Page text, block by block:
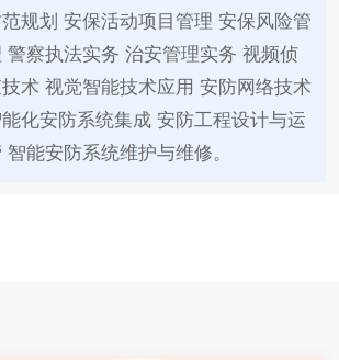
规划 安保活动项目管理 安保风险管
警察执法实务 治安管理实务 视频侦
术 视觉智能技术应用 安防网络技术
化安防系统集成 安防工程设计与运
智能安防系统维护与维修。